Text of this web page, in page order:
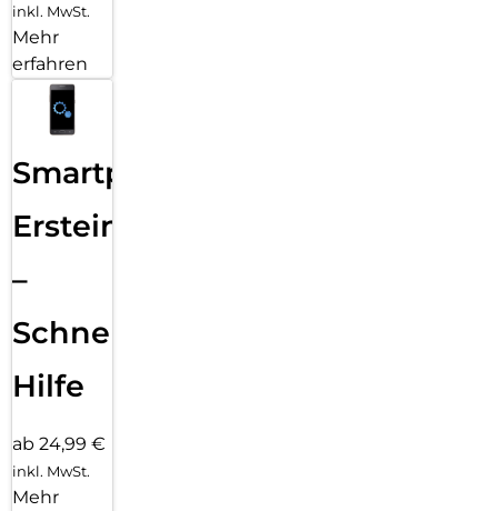
inkl. MwSt.
Mehr
erfahren
Smartphone
Ersteinrichtung
–
Schnelle
Hilfe
ab 24,99 €
inkl. MwSt.
Mehr